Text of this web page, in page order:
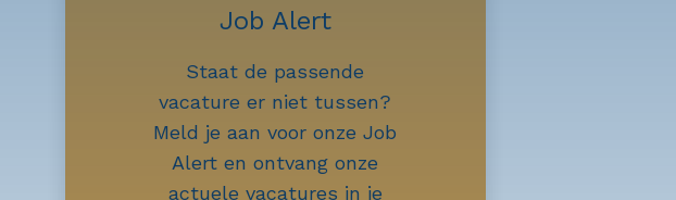
Job Alert
Staat de passende
vacature er niet tussen?
Meld je aan voor onze Job
Alert en ontvang onze
actuele vacatures in je